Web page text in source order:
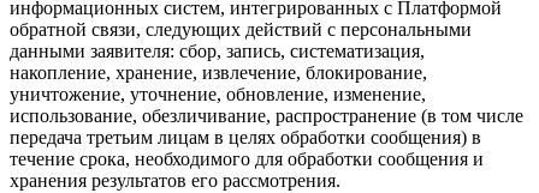
информационных систем, интегрированных с Платформой
обратной связи, следующих действий с персональными
данными заявителя: сбор, запись, систематизация,
накопление, хранение, извлечение, блокирование,
уничтожение, уточнение, обновление, изменение,
использование, обезличивание, распространение (в том числе
передача третьим лицам в целях обработки сообщения) в
течение срока, необходимого для обработки сообщения и
хранения результатов его рассмотрения.